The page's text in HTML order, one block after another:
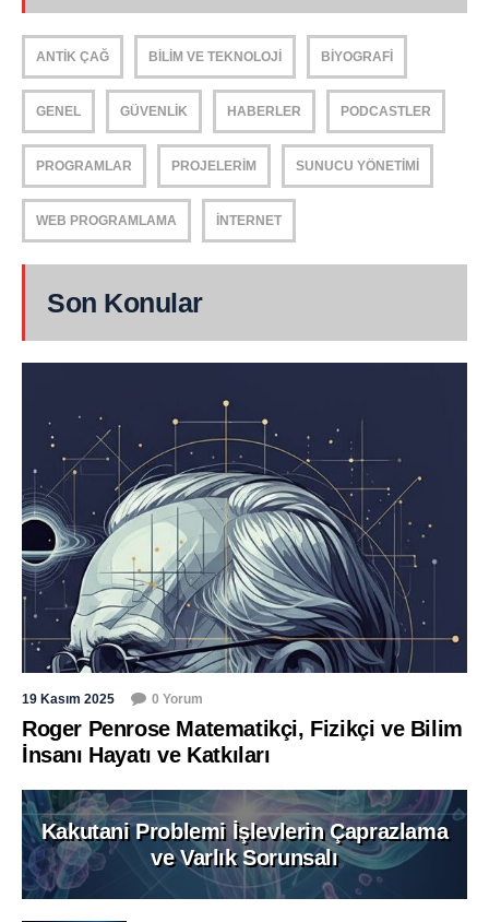
ANTIK ÇAĞ BILIM VE TEKNOLOJI BIYOGRAFI
GENEL GÜVENLIK HABERLER PODCASTLER
PROGRAMLAR PROJELERIM SUNUCU YÖNETIMI
WEB PROGRAMLAMA İNTERNET
Son Konular
19 Kasım 2025 0 Yorum
Roger Penrose Matematikçi, Fizikçi ve Bilim
İnsanı Hayatı ve Katkıları
Kakutani Problemi İşlevlerin Çaprazlama
ve Varlık Sorunsalı